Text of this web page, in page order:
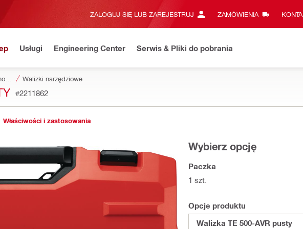
ZALOGUJ SIĘ LUB ZAREJESTRUJ ZAMÓWIENIA
Usługi Engineering Center Serwis & Pliki do pobrania
Walizki narzędziowe
#2211862
Właściwości i zastosowania
Wybierz opcję
Paczka
1 szt.
Opcje produktu
Walizka TE 500-AVR pusty